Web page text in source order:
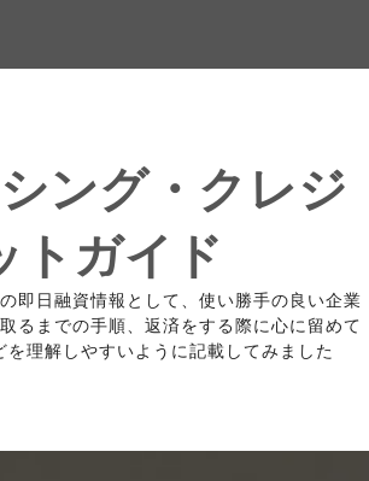
ング・クレジ
トガイド
即日融資情報として、使い勝手の良い企業
るまでの手順、返済をする際に心に留めて
を理解しやすいように記載してみました